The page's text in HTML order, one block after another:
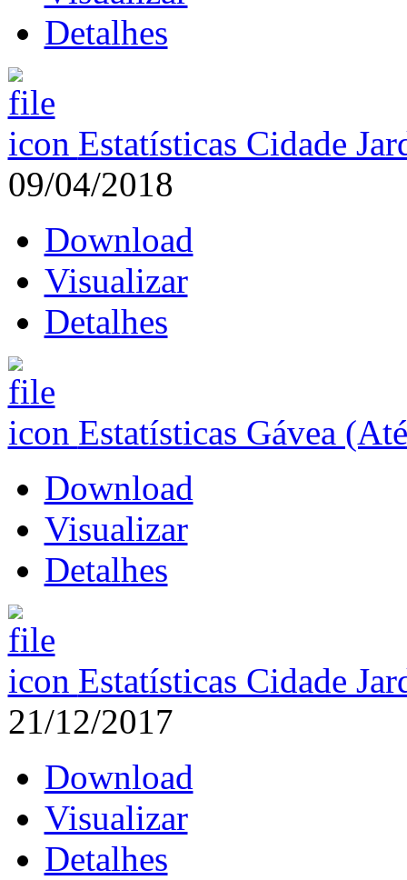
Detalhes
Estatísticas Cidade
09/04/2018
Download
Visualizar
Detalhes
Estatísticas Gávea
Download
Visualizar
Detalhes
Estatísticas Cidade
21/12/2017
Download
Visualizar
Detalhes